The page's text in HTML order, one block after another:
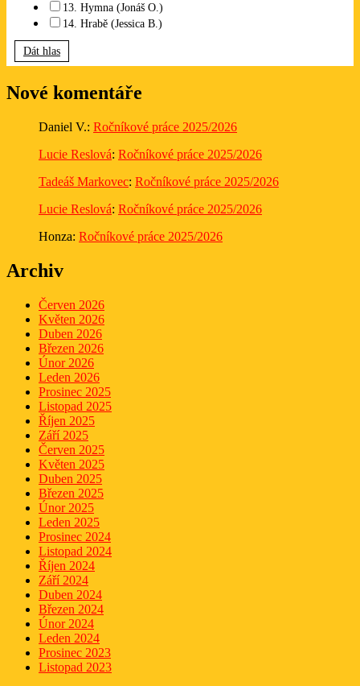
13. Hymna (Jonáš O.)
14. Hrabě (Jessica B.)
Dát hlas
Nové komentáře
Daniel V.: Ročníkové práce 2025/2026
Lucie Reslová: Ročníkové práce 2025/2026
Tadeáš Markovec: Ročníkové práce 2025/2026
Lucie Reslová: Ročníkové práce 2025/2026
Honza: Ročníkové práce 2025/2026
Archiv
Červen 2026
Květen 2026
Duben 2026
Březen 2026
Únor 2026
Leden 2026
Prosinec 2025
Listopad 2025
Říjen 2025
Září 2025
Červen 2025
Květen 2025
Duben 2025
Březen 2025
Únor 2025
Leden 2025
Prosinec 2024
Listopad 2024
Říjen 2024
Září 2024
Duben 2024
Březen 2024
Únor 2024
Leden 2024
Prosinec 2023
Listopad 2023